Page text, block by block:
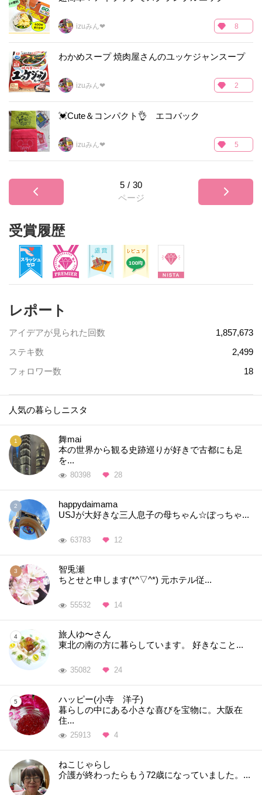
izuみん❤ 8
わかめスープ 焼肉屋さんのユッケジャンスープ
izuみん❤ 2
💓Cute＆コンパクト👌 エコバック
izuみん❤ 5
5 / 30
ページ
受賞履歴
レポート
アイデアが見られた回数
1,857,673
ステキ数
2,499
フォロワー数
18
人気の暮らしニスタ
舞mai
本の世界から観る史跡巡りが好きで古都にも足
を...
80398 28
happydaimama
USJが大好きな三人息子の母ちゃん☆ぽっちゃ...
63783 12
智兎瀬
ちとせと申します(*^▽^*) 元ホテル従...
55532 14
旅人ゆ〜さん
東北の南の方に暮らしています。 好きなこと...
35082 24
ハッピー(小寺 洋子)
暮らしの中にある小さな喜びを宝物に。大阪在
住...
25913 4
ねこじゃらし
介護が終わったらもう72歳になっていました。...